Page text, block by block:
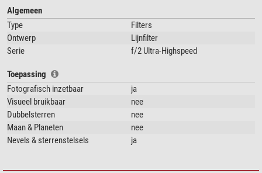
buitenrand aan de voorkant om extra reflectie door licht dat op de
filterrand valt te voorkomen
Elk filter
fijnoptisch gepolijst
verzegelde coatingrand (NIET uit een grotere plaat gesneden met
daardoor blootliggende coatingranden).
Life-Coat™: nog hardere coatings voor een verouderingsbestendige
coating met een onbeperkte levensduur, zelfs in de meest ongunstige
omstandigheden
Deze nieuwe CMOS-geoptimaliseerde filtergeneratie is ontworpen om de
nieuwe standaard in de amateurastronomie te worden.
Algemeen
Type
Filters
Ontwerp
Lijnfilter
Serie
f/2 Ultra-Highspeed
Toepassing
Fotografisch inzetbaar
ja
Visueel bruikbaar
nee
Dubbelsterren
nee
Maan & Planeten
nee
Nevels & sterrenstelsels
ja